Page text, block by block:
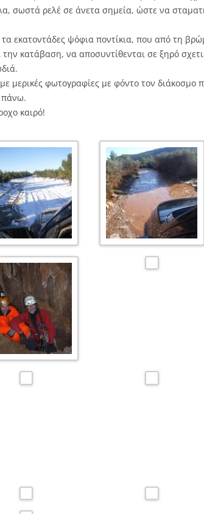
σωστά ρελέ σε άνετα σημεία, ώστε να
εκατοντάδες ψόφια ποντίκια, που από τη
την κατάβαση, να αποσυντίθενται σε ξηρό
μερικές φωτογραφίες με φόντο τον διάκοσμο
πάνω.
καιρό!